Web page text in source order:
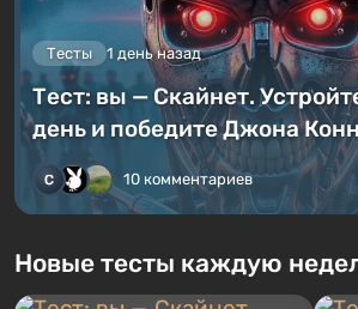
Тесты 1 день назад
Тест: вы — Скайнет.
день и победите Джона
10 комментариев
Новые тесты каждую